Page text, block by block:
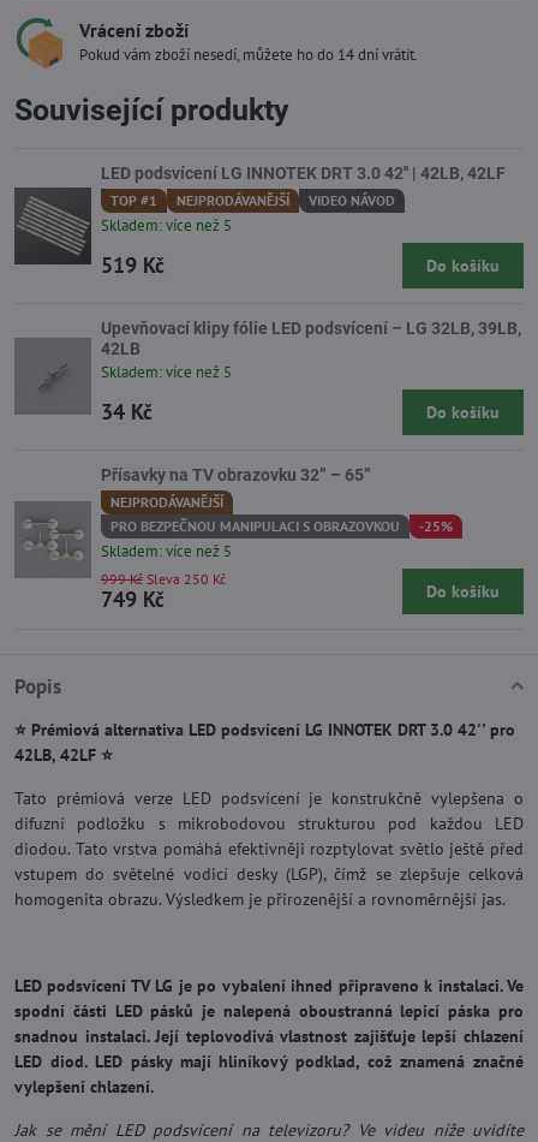
Vrácení zboží
Pokud vám zboží nesedí, můžete ho do 14 dní vrátit.
Popis
⭐ Prémiová alternativa LED podsvícení LG INNOTEK DRT 3.0 42'' pro
42LB, 42LF ⭐
Tato prémiová verze LED podsvícení je konstrukčně vylepšena o
difuzní podložku s mikrobodovou strukturou pod každou LED
diodou. Tato vrstva pomáhá efektivněji rozptylovat světlo ještě před
vstupem do světelné vodicí desky (LGP), čímž se zlepšuje celková
homogenita obrazu. Výsledkem je přirozenější a rovnoměrnější jas.
LED podsvícení TV LG je po vybalení ihned připraveno k instalaci. Ve
spodní části LED pásků je nalepená oboustranná lepicí páska pro
snadnou instalaci. Její teplovodivá vlastnost zajišťuje lepší chlazení
LED diod. LED pásky mají hliníkový podklad, což znamená značné
vylepšení chlazení.
Jak se mění LED podsvícení na televizoru? Ve videu níže uvidíte
Související produkty
LED podsvícení LG INNOTEK DRT 3.0 42'' | 42LB, 42LF
TOP #1 NEJPRODÁVANĚJŠÍ VIDEO NÁVOD
Skladem: více než 5
519 Kč Do košíku
Upevňovací klipy fólie LED podsvícení – LG 32LB, 39LB,
42LB
Skladem: více než 5
34 Kč Do košíku
Přísavky na TV obrazovku 32” – 65”
NEJPRODÁVANĚJŠÍ
PRO BEZPEČNOU MANIPULACI S OBRAZOVKOU
-25%
Skladem: více než 5
749 Kč
999 Kč Sleva 250 Kč
Do košíku